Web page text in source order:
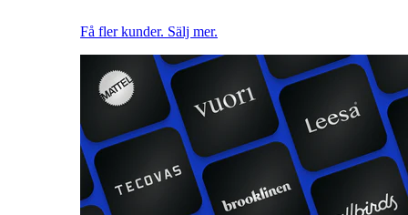
Få fler kunder. Sälj mer.